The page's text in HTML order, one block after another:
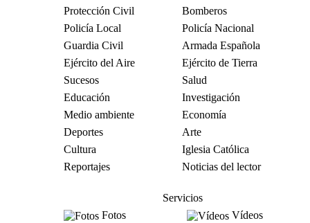
Protección Civil
Bomberos
Policía Local
Policía Nacional
Guardia Civil
Armada Española
Ejército del Aire
Ejército de Tierra
Sucesos
Salud
Educación
Investigación
Medio ambiente
Economía
Deportes
Arte
Cultura
Iglesia Católica
Reportajes
Noticias del lector
Servicios
Fotos
Vídeos